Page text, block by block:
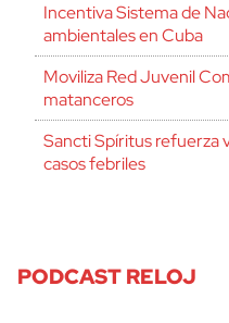
Incentiva Sistema de
ambientales en Cuba
Moviliza Red Juvenil
matanceros
Sancti Spíritus refuerza
casos febriles
PODCAST RELOJ